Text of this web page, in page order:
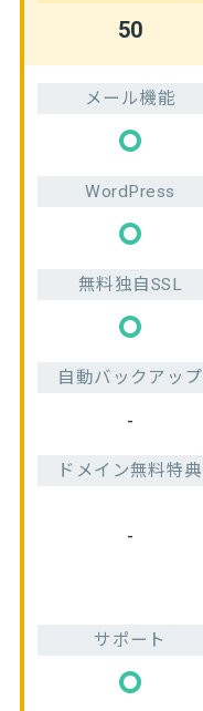
50
メール機能
WordPress
無料独自SSL
自動バックアップ
-
ドメイン無料特典
-
サポート